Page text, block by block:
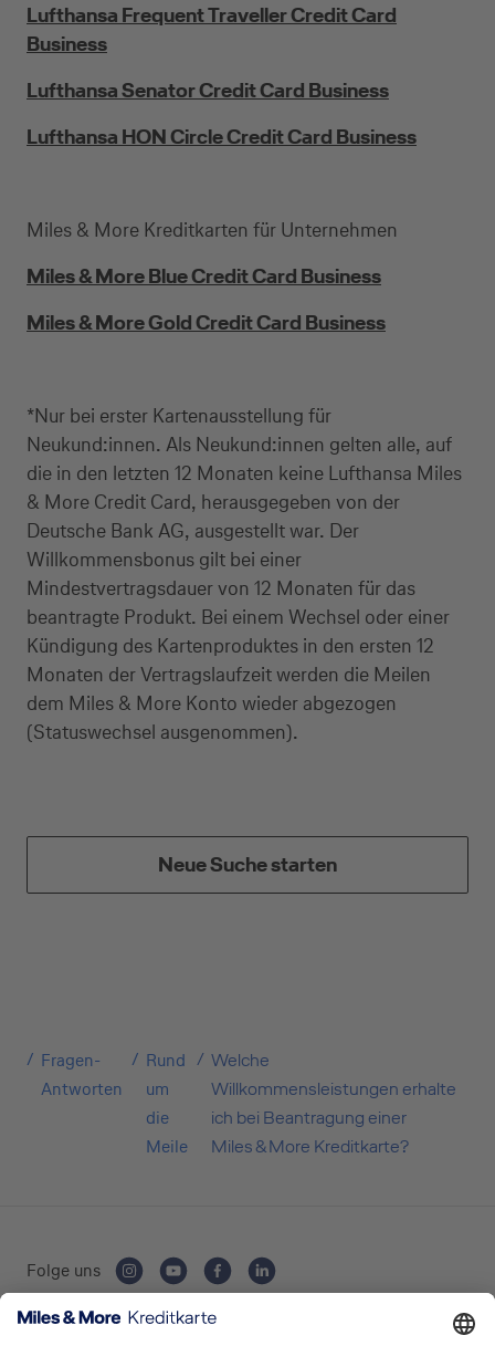
Lufthansa Frequent Traveller Credit Card
Business
Lufthansa Senator Credit Card Business
Lufthansa HON Circle Credit Card Business
Miles & More Kreditkarten für Unternehmen
Miles & More Blue Credit Card Business
Miles & More Gold Credit Card Business
*Nur bei erster Kartenausstellung für
Neukund:innen. Als Neukund:innen gelten alle, auf
die in den letzten 12 Monaten keine Lufthansa Miles
& More Credit Card, herausgegeben von der
Deutsche Bank AG, ausgestellt war. Der
Willkommensbonus gilt bei einer
Mindestvertragsdauer von 12 Monaten für das
beantragte Produkt. Bei einem Wechsel oder einer
Kündigung des Kartenproduktes in den ersten 12
Monaten der Vertragslaufzeit werden die Meilen
dem Miles & More Konto wieder abgezogen
(Statuswechsel ausgenommen).
Neue Suche starten
Fragen-
Antworten
Rund
um
die
Meile
Welche
Willkommensleistungen erhalte
ich bei Beantragung einer
Miles & More Kreditkarte?
Folge uns
geschäftliche Nutzung? Oder möchten Sie
Über die Auswahl gelangen Sie direkt in den
Private Nutzung
Geschäftliche Nutzung
Selbstständige
(z.B. Gewerbetreibender, Handwerker,
Freiberufler)
(z.B. e.K., Personengesellschaft (inkl. GbR),